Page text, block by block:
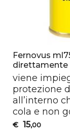
Fernovus
direttamente
viene
protezione
all’interno
cola e non
€ 15,00